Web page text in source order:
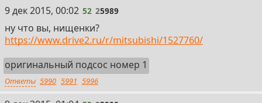
52
9 дек 2015, 00:02 52 25989
ну что вы, нищенки?
https://www.drive2.ru/r/mitsubishi/1527760/
оригинальный подсос номер 1
Ответы 5990 5991 5996